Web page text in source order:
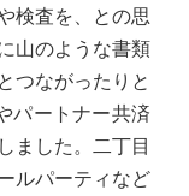
検査を、との思
山のような書類
つながったりと
パートナー共済
ました。二丁目
ルパーティなど